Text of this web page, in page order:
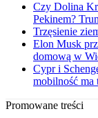
Czy Dolina
Pekinem?
Trzęsienie
Elon Musk
domową w
Cypr i
mobilność ma
Promowane treści